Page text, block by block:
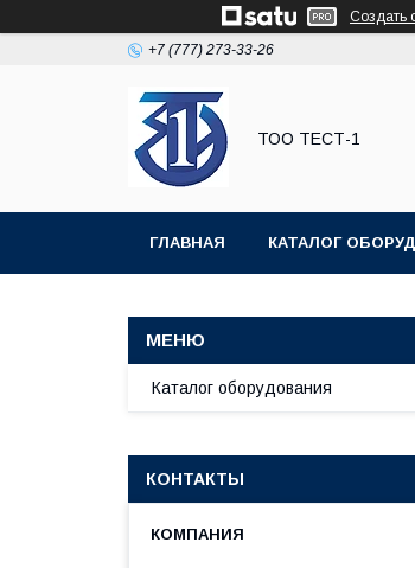
Создать
+7 (777) 273-33-26
ТОО ТЕСТ-1
ГЛАВНАЯ КАТАЛОГ
Каталог оборудования
КОНТАКТЫ